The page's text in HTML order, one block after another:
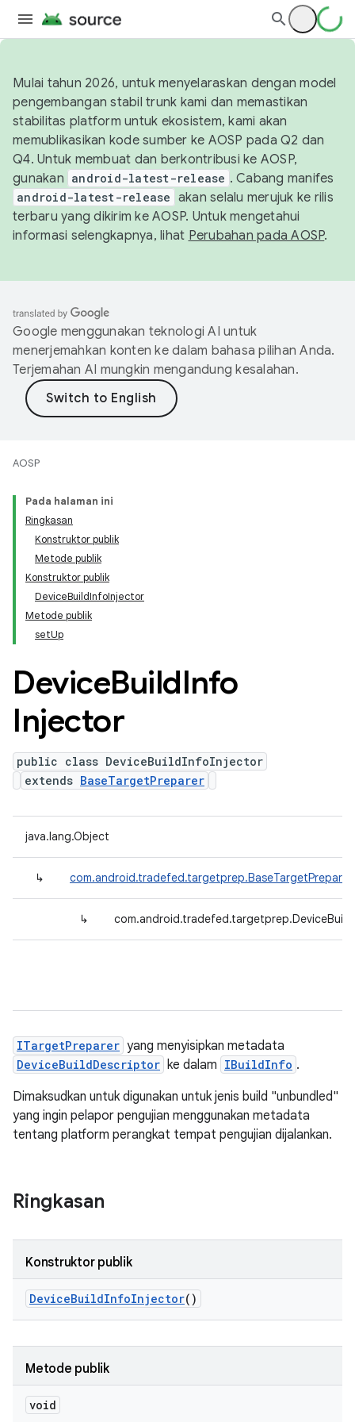
Mulai tahun 2026, untuk menyelaraskan dengan model
pengembangan stabil trunk kami dan memastikan
stabilitas platform untuk ekosistem, kami akan
memublikasikan kode sumber ke AOSP pada Q2 dan
Q4. Untuk membuat dan berkontribusi ke AOSP,
gunakan android-latest-release . Cabang manifes
android-latest-release akan selalu merujuk ke rilis
terbaru yang dikirim ke AOSP. Untuk mengetahui
informasi selengkapnya, lihat Perubahan pada AOSP.
Google menggunakan teknologi AI untuk
menerjemahkan konten ke dalam bahasa pilihan Anda.
Terjemahan AI mungkin mengandung kesalahan.
AOSP
Pada halaman ini
Ringkasan
Konstruktor publik
Metode publik
Konstruktor publik
DeviceBuildInfoInjector
Metode publik
setUp
DeviceBuildInfo
Injector
public class DeviceBuildInfoInjector
extends BaseTargetPreparer
java.lang.Object
↳ com.android.tradefed.targetprep.BaseTargetPreparer
↳
ITargetPreparer yang menyisipkan metadata
DeviceBuildDescriptor ke dalam IBuildInfo .
Dimaksudkan untuk digunakan untuk jenis build "unbundled"
yang ingin pelapor pengujian menggunakan metadata
tentang platform perangkat tempat pengujian dijalankan.
Ringkasan
Konstruktor publik
DeviceBuildInfoInjector()
Metode publik
void